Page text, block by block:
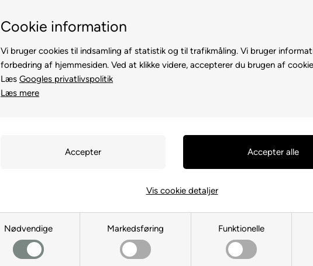
Cookie information
Vi bruger cookies til indsamling af statistik og til trafikmåling. Vi bruger
forbedring af hjemmesiden. Ved at klikke videre, accepterer du brugen af
Læs Googles privatlivspolitik
Læs mere
Nødvendige Markedsføring Funktionelle
Vis cookie detaljer
Hundens Pels & Hud
Du er her:TIL HUND Hundens Pels & Hud